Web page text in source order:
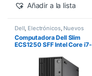
Añadir a la lista
Dell Electrónicos, Nuevos
Productos
Computadora Dell Slim
ECS1250 SFF Intel Core i7-
Windows 11 Pro